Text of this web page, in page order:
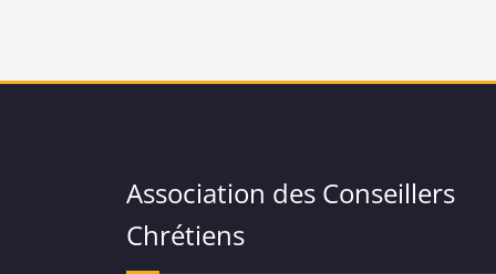
Association des Conseillers
Chrétiens